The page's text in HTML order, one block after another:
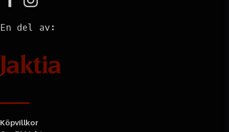
En del av:
Köpvillkor